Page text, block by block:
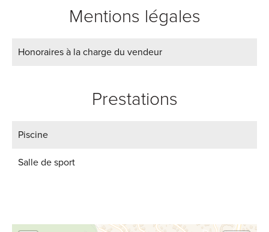
Mentions légales
Honoraires à la charge du vendeur
Prestations
Piscine
Salle de sport